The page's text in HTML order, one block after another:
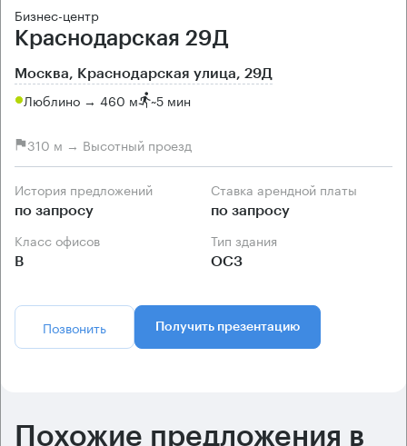
Бизнес-центр
Краснодарская 29Д
Москва, Краснодарская улица, 29Д
Люблино → 460 м ~5 мин
310 м → Высотный проезд
История предложений
по запросу
Ставка арендной платы
по запросу
Класс офисов
B
Тип здания
ОСЗ
Позвонить Получить презентацию
Похожие предложения в